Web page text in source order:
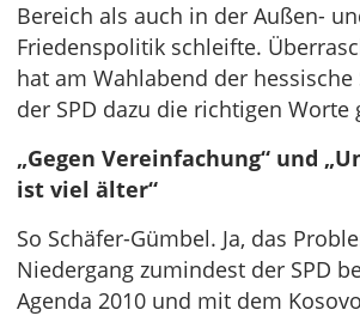
Bereich als auch in der Außen-
Friedenspolitik schleifte.
hat am Wahlabend der
der SPD dazu die richtigen Worte
„Gegen Vereinfachung“ und
ist viel älter“
So Schäfer-Gümbel. Ja, das
Niedergang zumindest der SPD
Agenda 2010 und mit dem